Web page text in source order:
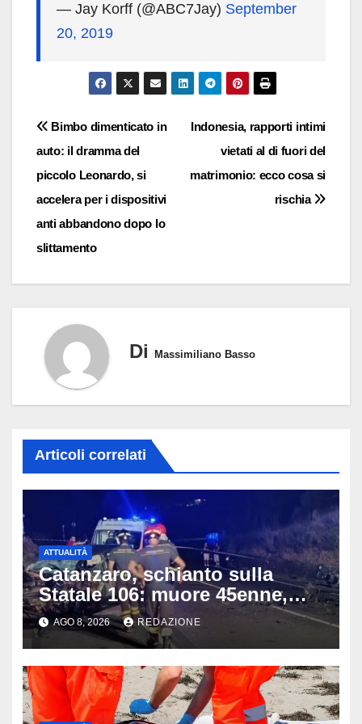
— Jay Korff (@ABC7Jay) September
20, 2019
Navigazione
articoli
Indonesia, rapporti intimi
vietati al di fuori del
matrimonio: ecco cosa si
rischia
Bimbo dimenticato in
auto: il dramma del
piccolo Leonardo, si
accelera per i dispositivi
anti abbandono dopo lo
slittamento
Di Massimiliano Basso
Articoli correlati
ATTUALITÀ
Catanzaro, schianto sulla
Statale 106: muore 45enne,
coinvolti un’auto, un suv e
una moto
AGO 8, 2026 REDAZIONE